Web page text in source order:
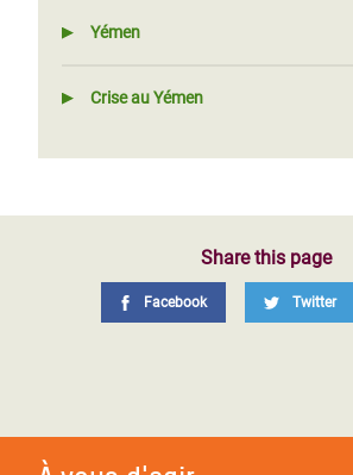
Yémen
Crise au Yémen
Share this page
Facebook Twitter